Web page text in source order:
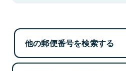
他の郵便番号を検索する